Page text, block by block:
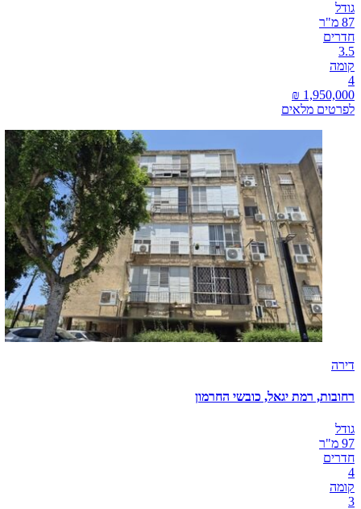
גודל
87 מ"ר
חדרים
3.5
קומה
4
לפרטים מלאים
דירה
רחובות, רמת יגאל, כובשי החרמון
גודל
97 מ"ר
חדרים
4
קומה
3